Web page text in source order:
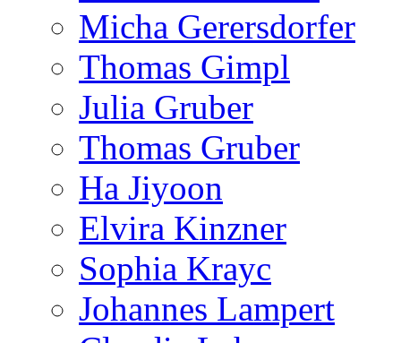
Micha Gerersdorfer
Thomas Gimpl
Julia Gruber
Thomas Gruber
Ha Jiyoon
Elvira Kinzner
Sophia Krayc
Johannes Lampert